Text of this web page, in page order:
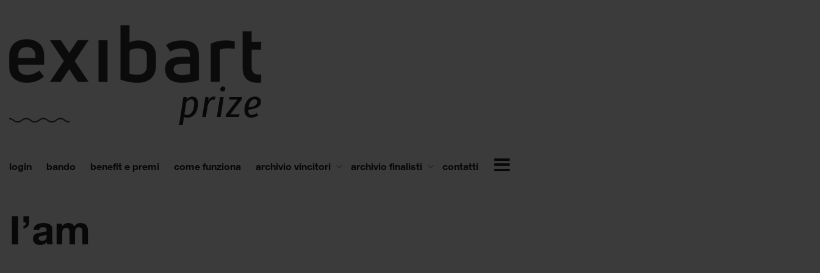
login bando benefit e premi come funziona archivio vincitori archivio finalisti contatti
I’am